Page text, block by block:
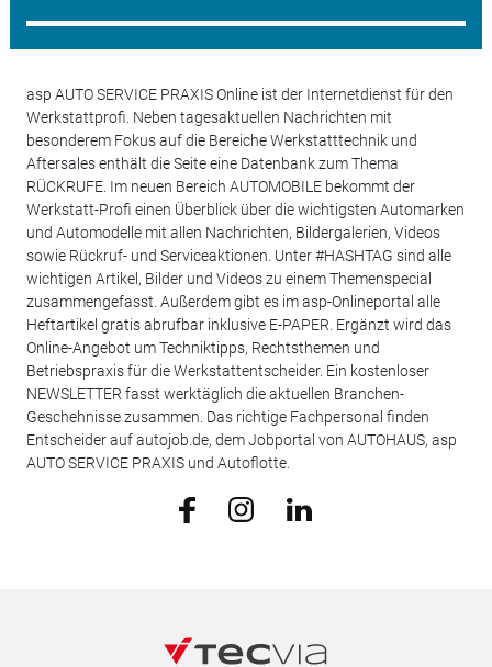
asp AUTO SERVICE PRAXIS Online ist der Internetdienst für den
Werkstattprofi. Neben tagesaktuellen Nachrichten mit
besonderem Fokus auf die Bereiche Werkstatttechnik und
Aftersales enthält die Seite eine Datenbank zum Thema
RÜCKRUFE. Im neuen Bereich AUTOMOBILE bekommt der
Werkstatt-Profi einen Überblick über die wichtigsten Automarken
und Automodelle mit allen Nachrichten, Bildergalerien, Videos
sowie Rückruf- und Serviceaktionen. Unter #HASHTAG sind alle
wichtigen Artikel, Bilder und Videos zu einem Themenspecial
zusammengefasst. Außerdem gibt es im asp-Onlineportal alle
Heftartikel gratis abrufbar inklusive E-PAPER. Ergänzt wird das
Online-Angebot um Techniktipps, Rechtsthemen und
Betriebspraxis für die Werkstattentscheider. Ein kostenloser
NEWSLETTER fasst werktäglich die aktuellen Branchen-
Geschehnisse zusammen. Das richtige Fachpersonal finden
Entscheider auf autojob.de, dem Jobportal von AUTOHAUS, asp
AUTO SERVICE PRAXIS und Autoflotte.